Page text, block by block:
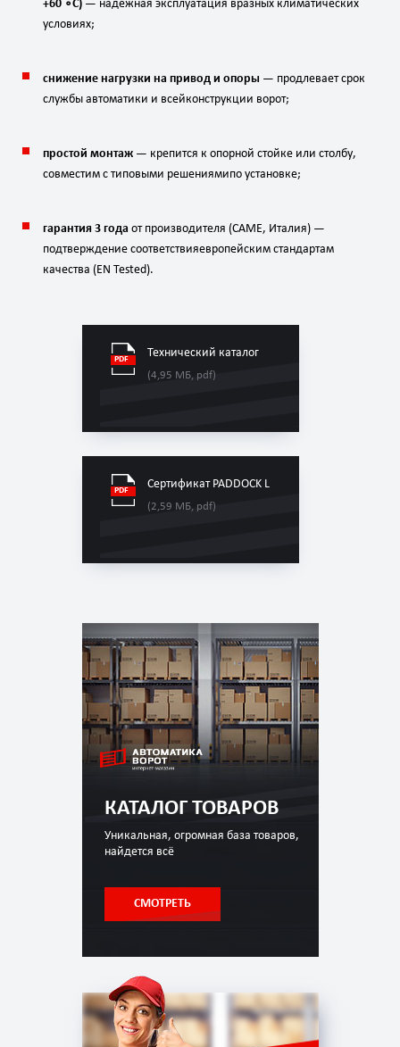
Технический каталог
(4,95 МБ, pdf)
Сертификат PADDOCK L
(2,59 МБ, pdf)
КАТАЛОГ ТОВАРОВ
Уникальная, огромная база товаров,
найдется всё
СМОТРЕТЬ
+60 ∘C) — надёжная эксплуатация вразных климатических
условиях;
снижение нагрузки на привод и опоры — продлеваетсрок
службы автоматики и всейконструкции ворот;
простой монтаж — крепится к опорной стойке или столбу,
совместим с типовыми решениямипо установке;
гарантия 3 года отпроизводителя (CAME, Италия) —
подтверждение соответствияевропейским стандартам
качества (EN Tested).